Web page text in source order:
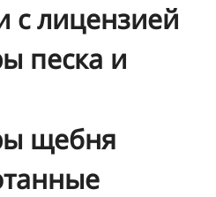
с лицензией
песка и
щебня